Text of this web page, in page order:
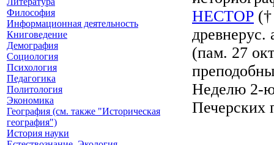
Философия
Информационная деятельность
Книговедение
Демография
Социология
Психология
Педагогика
Политология
Экономика
География (см. также "Историческая
география")
История науки
НЕСТОР
древнерус.
(пам. 27
Неделю 2-ю
Печерских